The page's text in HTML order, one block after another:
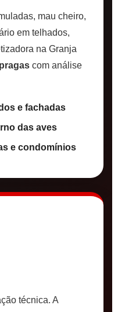
mau cheiro,
em telhados,
na Granja
com análise
e fachadas
das aves
e condomínios
técnica. A